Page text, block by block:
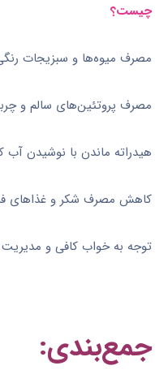
چیست؟
مصرف میوه‌ها و سبزیجات رنگی
مصرف پروتئین‌های سالم و
هیدراته ماندن با نوشیدن آب
کاهش مصرف شکر و غذاهای
توجه به خواب کافی و
جمع‌بندی: